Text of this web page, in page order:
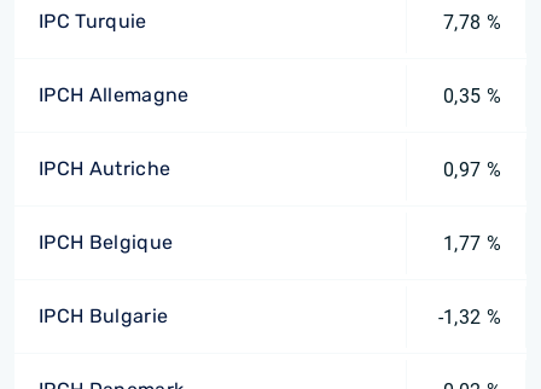
IPC Turquie 7,78 %
IPCH Allemagne 0,35 %
IPCH Autriche 0,97 %
IPCH Belgique 1,77 %
IPCH Bulgarie -1,32 %